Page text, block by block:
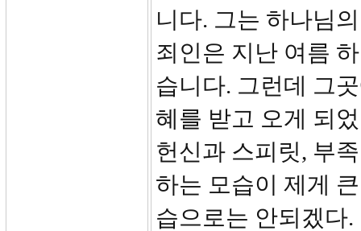
니다. 그는 하나님
죄인은 지난 여름
습니다. 그런데 그
혜를 받고 오게 되
헌신과 스피릿, 부
하는 모습이 제게
습으로는 안되겠다